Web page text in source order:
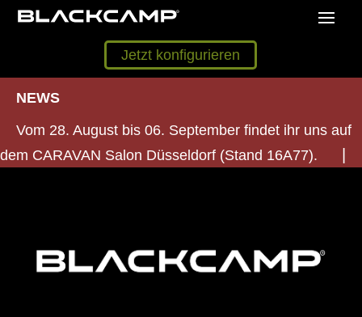
Jetzt konfigurieren
NEWS
Vom 28. August bis 06. September findet ihr uns auf
dem CARAVAN Salon Düsseldorf (Stand 16A77).